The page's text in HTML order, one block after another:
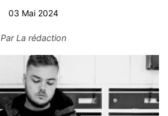
03 Mai 2024
ParLa rédaction